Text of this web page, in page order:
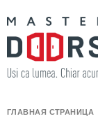
ГЛАВНАЯ СТРАНИЦА